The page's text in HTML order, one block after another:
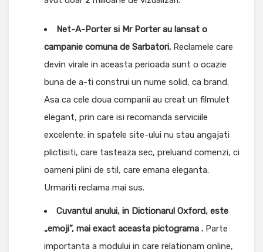
Net-A-Porter si Mr Porter au lansat o
campanie comuna de Sarbatori. Reclamele care
devin virale in aceasta perioada sunt o ocazie
buna de a-ti construi un nume solid, ca brand.
Asa ca cele doua companii au creat un filmulet
elegant, prin care isi recomanda serviciile
excelente: in spatele site-ului nu stau angajati
plictisiti, care tasteaza sec, preluand comenzi, ci
oameni plini de stil, care emana eleganta.
Urmariti reclama mai sus.
Cuvantul anului, in Dictionarul Oxford, este
„emoji”, mai exact aceasta pictograma . Parte
importanta a modului in care relationam online,